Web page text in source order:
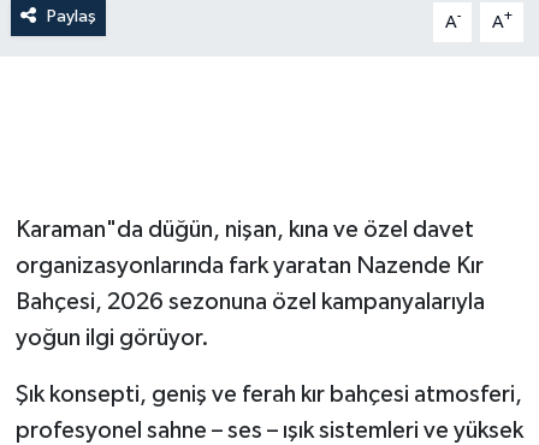
Paylaş A- A+
Karaman"da düğün, nişan, kına ve özel davet
organizasyonlarında fark yaratan Nazende Kır
Bahçesi, 2026 sezonuna özel kampanyalarıyla
yoğun ilgi görüyor.
Şık konsepti, geniş ve ferah kır bahçesi atmosferi,
profesyonel sahne – ses – ışık sistemleri ve yüksek
Yaşam